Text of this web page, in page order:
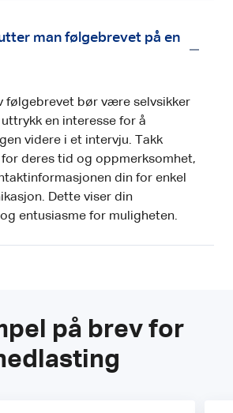
man følgebrevet på en
følgebrevet bør være selvsikker
en interesse for å
videre i et intervju. Takk
deres tid og oppmerksomhet,
din for enkel
Dette viser din
entusiasme for muligheten.
på brev for